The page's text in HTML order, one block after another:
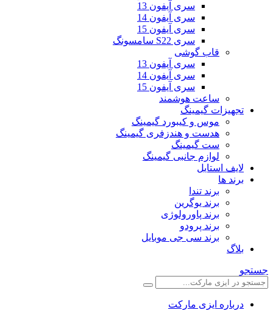
سری آیفون 13
سری آیفون 14
سری آیفون 15
سری S22 سامسونگ
قاب گوشی
سری آیفون 13
سری آیفون 14
سری آیفون 15
ساعت هوشمند
تجهیزات گیمینگ
موس و کیبورد گیمینگ
هدست و هندزفری گیمینگ
ست گیمینگ
لوازم جانبی گیمینگ
لایف استایل
برند ها
برند تندا
برند یوگرین
برند پاورولوژی
برند پرودو
برند سی جی موبایل
بلاگ
جستجو
درباره ایزی مارکت